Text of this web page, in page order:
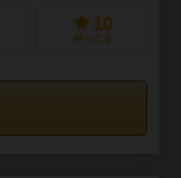
10
持ってる